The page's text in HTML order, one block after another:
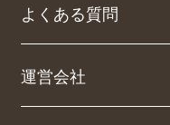
よくある質問
運営会社